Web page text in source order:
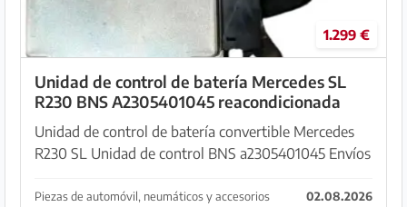
1.299 €
Unidad de control de batería Mercedes SL
R230 BNS A2305401045 reacondicionada
Unidad de control de batería convertible Mercedes
R230 SL Unidad de control BNS a2305401045 Envíos
usado probado y 1599 euros para un revisado gener...
Piezas de automóvil, neumáticos y accesorios 02.08.2026